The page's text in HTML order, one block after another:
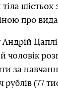
шістьох
про
чоловік
за
рублів (77